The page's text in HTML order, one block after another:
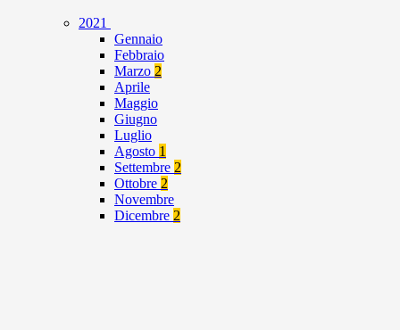
2021
Gennaio
Febbraio
Marzo 2
Aprile
Maggio
Giugno
Luglio
Agosto 1
Settembre 2
Ottobre 2
Novembre
Dicembre 2